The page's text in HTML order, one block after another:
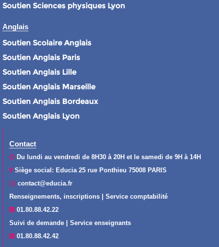
Soutien Sciences physiques Lyon
Anglais
Soutien Scolaire Anglais
Soutien Anglais Paris
Soutien Anglais Lille
Soutien Anglais Marseille
Soutien Anglais Bordeaux
Soutien Anglais Lyon
Contact
Du lundi au vendredi de 8H30 à 20H et le samedi de 9H à 14H
Siège social: Educia 25 rue Ponthieu 75008 PARIS
contact@educia.fr
Renseignements, inscriptions | Service comptabilité
01.80.88.42.22
Suivi de demande | Service enseignants
01.80.88.42.42